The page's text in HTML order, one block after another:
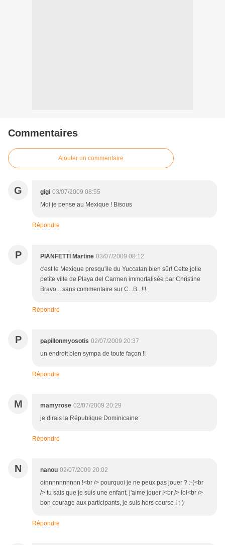
Commentaires
Ajouter un commentaire
G gigi 03/07/2009 08:55
Moi je pense au Mexique ! Bisous
Répondre
P PIANFETTI Martine 03/07/2009 08:12
c'est le Mexique presqu'ile du Yuccatan bien sûr! Cette jolie
petite ville de Playa del Carmen immortalisée par Christine
Bravo... sans commentaire sur C...B...!!!
Répondre
P papillonmyosotis 02/07/2009 20:37
un endroit bien sympa de toute façon !!
Répondre
M mamyrose 02/07/2009 20:29
je dirais la République Dominicaine
Répondre
N nanou 02/07/2009 20:02
oinnnnnnnnnn !<br /> pourquoi je ne peux pas jouer ? :-(<br
/> tu sais que je suis une enfant, j'aime jouer !<br /> lol<br />
bon courage aux participants, je suis hors course ! ;-)
Répondre